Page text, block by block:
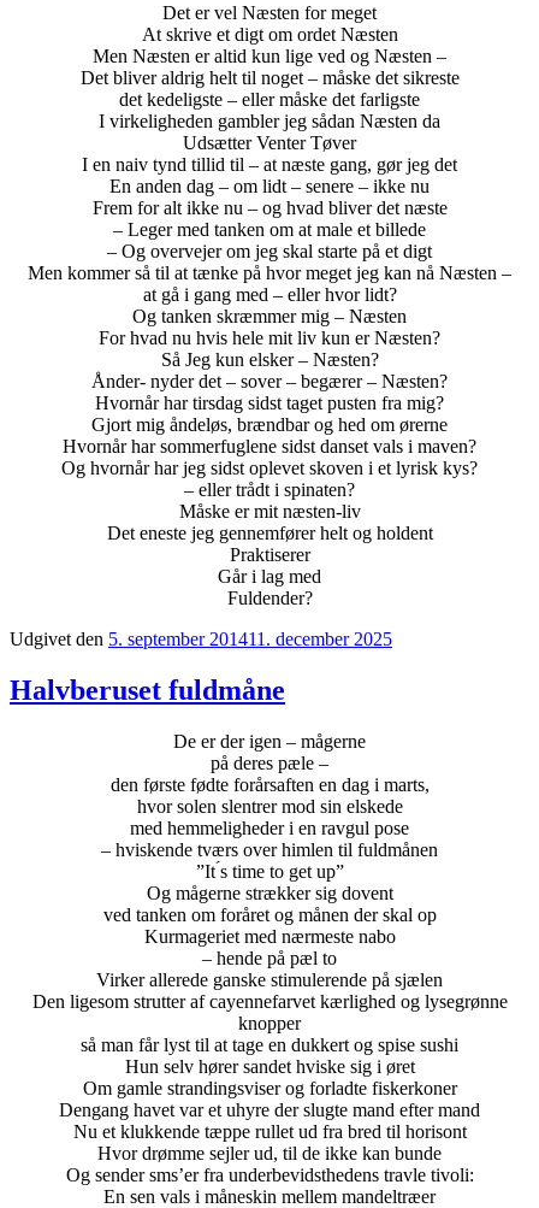
Det er vel Næsten for meget
At skrive et digt om ordet Næsten
Men Næsten er altid kun lige ved og Næsten –
Det bliver aldrig helt til noget – måske det sikreste
det kedeligste – eller måske det farligste
I virkeligheden gambler jeg sådan Næsten da
Udsætter Venter Tøver
I en naiv tynd tillid til – at næste gang, gør jeg det
En anden dag – om lidt – senere – ikke nu
Frem for alt ikke nu – og hvad bliver det næste
– Leger med tanken om at male et billede
– Og overvejer om jeg skal starte på et digt
Men kommer så til at tænke på hvor meget jeg kan nå Næsten –
at gå i gang med – eller hvor lidt?
Og tanken skræmmer mig – Næsten
For hvad nu hvis hele mit liv kun er Næsten?
Så Jeg kun elsker – Næsten?
Ånder- nyder det – sover – begærer – Næsten?
Hvornår har tirsdag sidst taget pusten fra mig?
Gjort mig åndeløs, brændbar og hed om ørerne
Hvornår har sommerfuglene sidst danset vals i maven?
Og hvornår har jeg sidst oplevet skoven i et lyrisk kys?
– eller trådt i spinaten?
Måske er mit næsten-liv
Det eneste jeg gennemfører helt og holdent
Praktiserer
Går i lag med
Fuldender?
Udgivet den 5. september 201411. december 2025
Halvberuset fuldmåne
De er der igen – mågerne
på deres pæle –
den første fødte forårsaften en dag i marts,
hvor solen slentrer mod sin elskede
med hemmeligheder i en ravgul pose
– hviskende tværs over himlen til fuldmånen
”It ́s time to get up”
Og mågerne strækker sig dovent
ved tanken om foråret og månen der skal op
Kurmageriet med nærmeste nabo
– hende på pæl to
Virker allerede ganske stimulerende på sjælen
Den ligesom strutter af cayennefarvet kærlighed og lysegrønne
knopper
så man får lyst til at tage en dukkert og spise sushi
Hun selv hører sandet hviske sig i øret
Om gamle strandingsviser og forladte fiskerkoner
Dengang havet var et uhyre der slugte mand efter mand
Nu et klukkende tæppe rullet ud fra bred til horisont
Hvor drømme sejler ud, til de ikke kan bunde
Og sender sms’er fra underbevidsthedens travle tivoli:
En sen vals i måneskin mellem mandeltræer